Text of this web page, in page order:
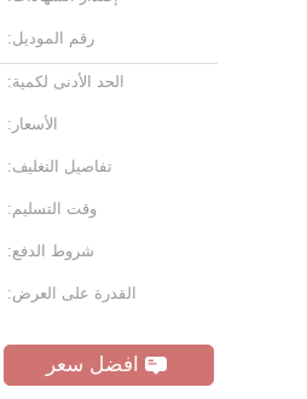
رقم الموديل:
الحد الأدنى لكمية:
الأسعار:
تفاصيل التغليف:
وقت التسليم:
شروط الدفع:
القدرة على العرض:
افضل سعر